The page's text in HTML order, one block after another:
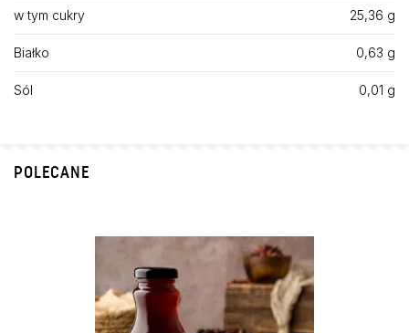
w tym cukry 25,36 g
Białko 0,63 g
Sól 0,01 g
POLECANE